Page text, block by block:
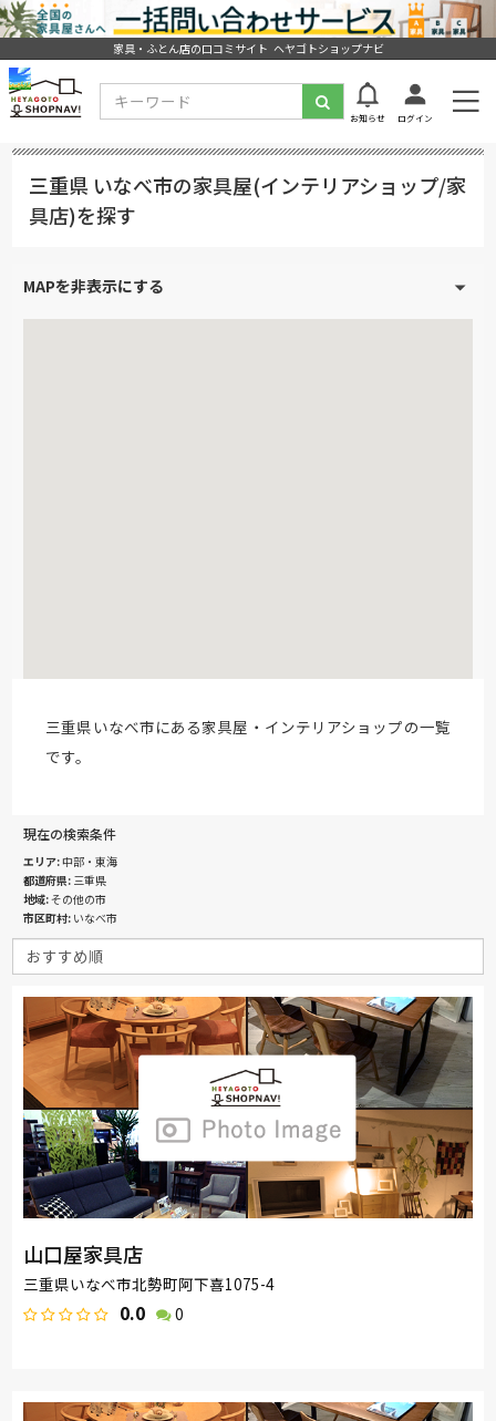
家具・ふとん店の口コミサイト ヘヤゴトショップナビ
お知らせ ログイン
三重県 いなべ市の家具屋(インテリアショップ/家
具店)を探す
三重県いなべ市にある家具屋・インテリアショップの一覧
です。
現在の検索条件
エリア 中部・東海
都道府県 三重県
地域 その他の市
市区町村 いなべ市
山口屋家具店
三重県いなべ市北勢町阿下喜1075-4
0.0 0